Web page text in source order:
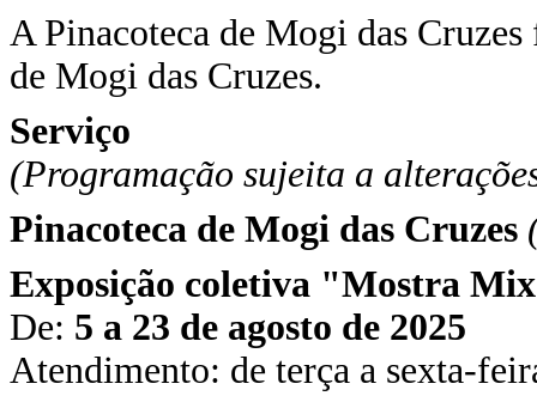
A Pinacoteca de Mogi das
de Mogi das Cruzes.
Serviço
(Programação sujeita a
Pinacoteca de Mogi das Cruzes
Exposição coletiva "Mostra
De: 5 a 23 de agosto de 2025
Atendimento: de terça a sexta-